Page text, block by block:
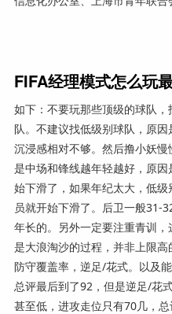
FIFA经理模式怎么玩
如下：不要玩那些顶级的球队
队。不建议找低级别球队，原
沉浸感相对不够。然后撸小妖
是中场和锋线越年轻越好，原
始下滑了，如果年纪太大，低
员就开始下滑了。后卫一般31-
年长的。另外一定要注重青训
是大浪淘沙的过程，并非上限
防守覆盖率，逆足/花式。以及
总评最后到了92，但是逆足/花
甚至低，进攻走位只有70几，